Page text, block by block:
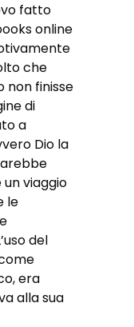
fatto
online
che
non finisse
di
a
Dio la
viaggio
le
del
era
alla sua